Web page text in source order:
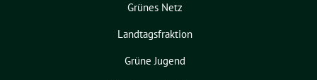
Grünes Netz
Landtagsfraktion
Grüne Jugend